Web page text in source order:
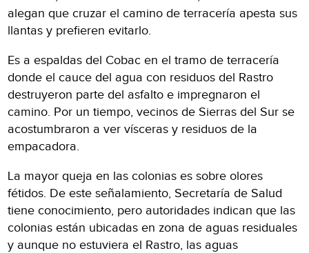
alegan que cruzar el camino de terracería apesta sus
llantas y prefieren evitarlo.
Es a espaldas del Cobac en el tramo de terracería
donde el cauce del agua con residuos del Rastro
destruyeron parte del asfalto e impregnaron el
camino. Por un tiempo, vecinos de Sierras del Sur se
acostumbraron a ver vísceras y residuos de la
empacadora.
La mayor queja en las colonias es sobre olores
fétidos. De este señalamiento, Secretaría de Salud
tiene conocimiento, pero autoridades indican que las
colonias están ubicadas en zona de aguas residuales
y aunque no estuviera el Rastro, las aguas